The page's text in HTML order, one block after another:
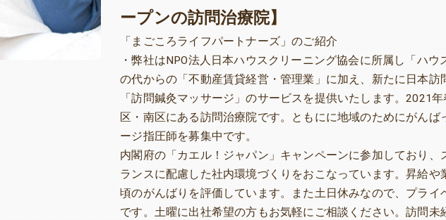
ープンの訪問治療院】
「まごころライフパートナーズ」のご紹介
・弊社はNPO法人日本ハウスクリーニング協会に所属し「ハ
の代からの「不動産賃貸経営・管理業」に加え、新たに日本訪
「訪問鍼灸マッサージ」のサービスを提供いたします。2021
区・南区にある訪問治療院です。ともにに地域のためにがんば
ージ指圧師を募集中です。
内閣府の「カエル！ジャパン」キャンペーンに参加しており、
ランスに配慮した社内環境づくりをおこなっています。昇給や
頃のがんばりを評価しています。また土日休みなので、プライ
です。土曜に出社希望の方もお気軽にご相談ください。訪問未